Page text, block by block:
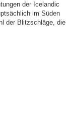
der Icelandic
im Süden
der Blitzschläge, die